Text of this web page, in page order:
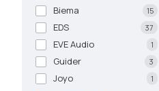
Biema 15
EDS 37
EVE Audio 1
Guider 3
Joyo 1